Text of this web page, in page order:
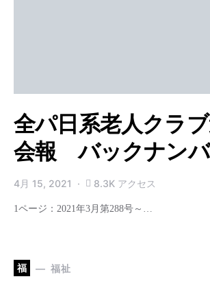
全パ日系老人クラ
会報 バックナン
4月 15, 2021 8.3K アクセス
1ページ：2021年3月第288号～…
福 福祉